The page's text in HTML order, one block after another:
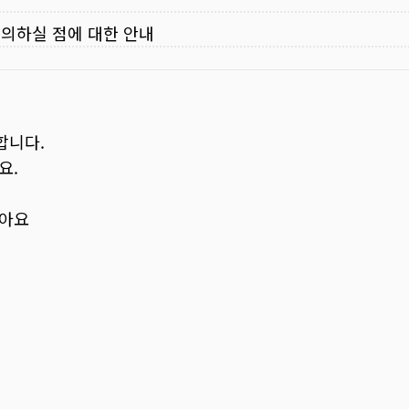
하실 점에 대한 안내
니다.
.
요